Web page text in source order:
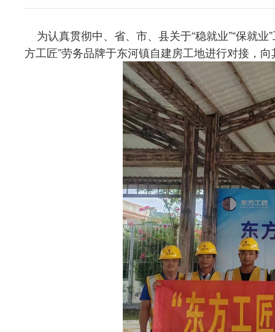
为认真贯彻中、省、市、县关于“稳就业”“保就
方工匠”劳务品牌于东河镇自建房工地进行对接，